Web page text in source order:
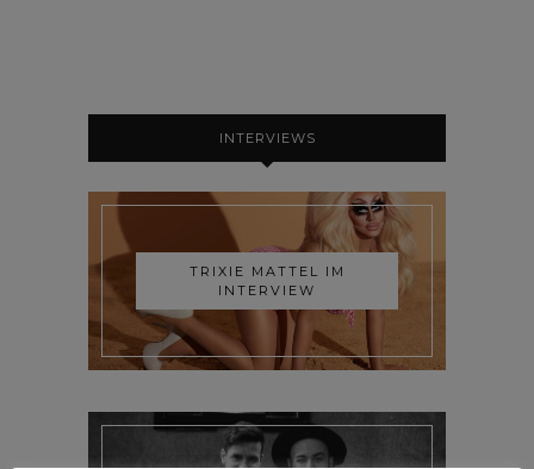
INTERVIEWS
TRIXIE MATTEL IM
INTERVIEW